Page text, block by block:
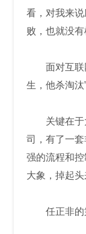
看，对我来
败，也就没有
面对互联
生，他杀淘汰
关键在
司，有了一
强的流程和
大象，掉起头
任正非的